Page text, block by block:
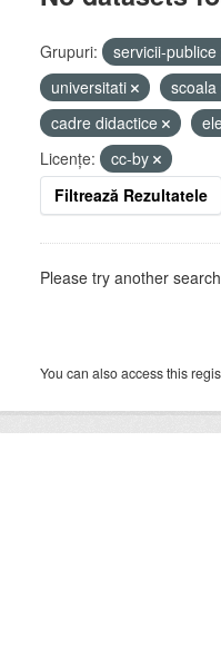
Grupuri: servicii-publice
universitati
scoala
cadre didactice
Licenţe:
cc-by
Filtrează Rezultatele
Please try another
You can also access this